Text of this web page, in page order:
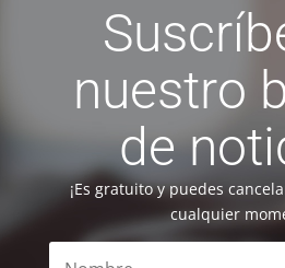
nuestro
de
¡Es gratuito y puedes
cualquier